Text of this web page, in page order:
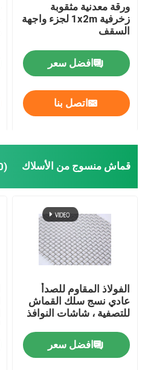
حزام النقل المعدني
سلسلة ربط السور
الأسلاك الشائكة الشائكة
سلك سبيكة
حصيرة السحب
ورقة معدنية مثقوبة
زخرفية 1x2m لجزء واجهة
السقف
افضل سعر
اتصل بنا
قماش منسوج من الأسلاك (50)
الفولاذ المقاوم للصدأ
عادي نسج سلك القماش
للتصفية ، شاشات النوافذ
افضل سعر